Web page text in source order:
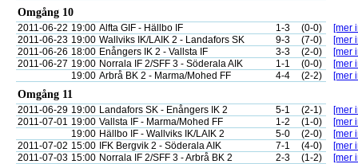
Omgång 10
2011-06-22 19:00 Alfta GIF - Hällbo IF 1-3 (0-0)
[mer
2011-06-23 19:00 Wallviks IK/LAIK 2 - Landafors SK 9-3 (7-0)
[mer
2011-06-26 18:00 Enångers IK 2 - Vallsta IF 3-3 (2-0)
[mer
2011-06-27 19:00 Norrala IF 2/SFF 3 - Söderala AIK 1-1 (0-0)
[mer
19:00 Arbrå BK 2 - Marma/Mohed FF 4-4 (2-2) [mer
Omgång 11
2011-06-29 19:00 Landafors SK - Enångers IK 2 5-1 (2-1)
[mer
2011-07-01 19:00 Vallsta IF - Marma/Mohed FF 1-2 (1-0)
[mer
19:00 Hällbo IF - Wallviks IK/LAIK 2 5-0 (2-0)
[mer
2011-07-02 15:00 IFK Bergvik 2 - Söderala AIK 7-1 (4-0)
[mer
2011-07-03 15:00 Norrala IF 2/SFF 3 - Arbrå BK 2 2-3 (1-2) [mer